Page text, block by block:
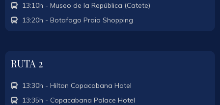
13:10h - Museo de la República (Catete)
13:20h - Botafogo Praia Shopping
RUTA 2
13:30h - Hilton Copacabana Hotel
13:35h - Copacabana Palace Hotel